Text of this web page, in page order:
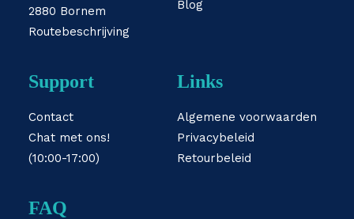
2880 Bornem
Routebeschrijving
Blog
Support
Contact
Chat met ons!
(10:00-17:00)
Links
Algemene voorwaarden
Privacybeleid
Retourbeleid
FAQ